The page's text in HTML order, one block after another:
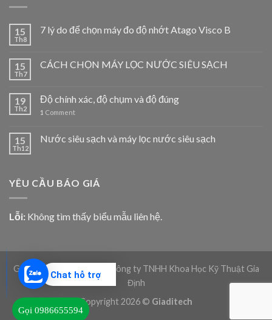
Chat hỗ trợ
15
Th8
7 lý do để chọn máy đo độ nhớt Atago Visco B
15
Th7
CÁCH CHỌN MÁY LỌC NƯỚC SIÊU SẠCH
19
Th2
Độ chính xác, độ chụm và độ đúng
1 Comment
15
Th12
Nước siêu sạch và máy lọc nước siêu sạch
YÊU CẦU BÁO GIÁ
Lỗi: Không tìm thấy biểu mẫu liên hệ.
Giadico.com | Bản quyền Công ty TNHH Khoa Học Kỹ Thuật Gia
Định
Copyright 2026 © Giaditech
Gọi 0986655594